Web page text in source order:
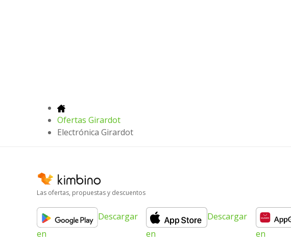
Ofertas Girardot
Electrónica Girardot
Las ofertas, propuestas y descuentos
Descargar
en
Descargar
en
en